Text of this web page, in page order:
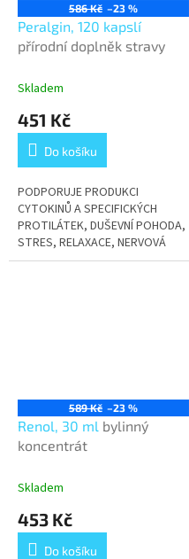
586 Kč –23 %
Peralgin, 120 kapslí
přírodní doplněk stravy
Skladem
451 Kč
Do košíku
PODPORUJE PRODUKCI
CYTOKINŮ A SPECIFICKÝCH
PROTILÁTEK, DUŠEVNÍ POHODA,
STRES, RELAXACE, NERVOVÁ
SOUSTAVA, SVALY
589 Kč –23 %
Renol, 30 ml bylinný
koncentrát
Skladem
453 Kč
Do košíku